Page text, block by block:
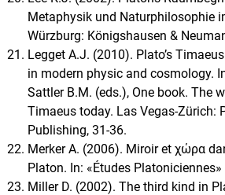
Metaphysik und Naturphilosophie
Würzburg: Königshausen &
Legget A.J. (2010). Plato’s
in modern physic and cosmology.
Sattler B.M. (eds.), One book. The
Timaeus today. Las Vegas-Zürich:
Publishing, 31-36.
Merker A. (2006). Miroir et χώρα
Platon. In: «Études
Miller D. (2002). The third kind in